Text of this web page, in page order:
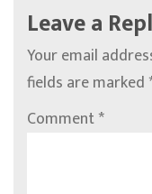
Leave a
Your email
fields are marked
Comment*